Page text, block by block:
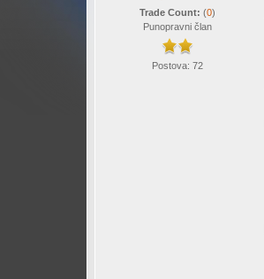
Trade Count: (0)
Punopravni član
Postova: 72